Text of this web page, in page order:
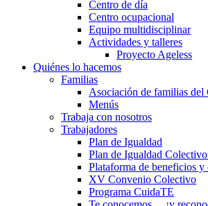
Centro de día
Centro ocupacional
Equipo multidisciplinar
Actividades y talleres
Proyecto Ageless
Quiénes lo hacemos
Familias
Asociación de familias del
Menús
Trabaja con nosotros
Trabajadores
Plan de Igualdad
Plan de Igualdad
Plataforma de beneficios y
XV Convenio Colectivo
Programa CuidaTE